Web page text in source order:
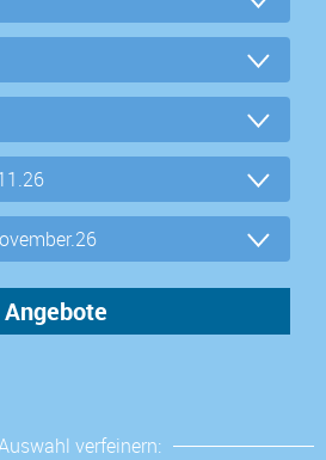
verfeinern: